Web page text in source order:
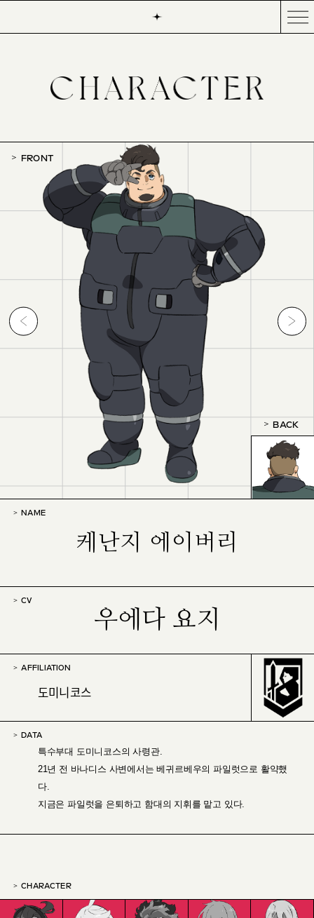
FRONT
BACK
NAME
케난지 에이버리
CV
우에다 요지
AFFILIATION
도미니코스
DATA
특수부대 도미니코스의 사령관.
21년 전 바나디스 사변에서는 베귀르베우의 파일럿으로 활약했
다.
지금은 파일럿을 은퇴하고 함대의 지휘를 맡고 있다.
CHARACTER